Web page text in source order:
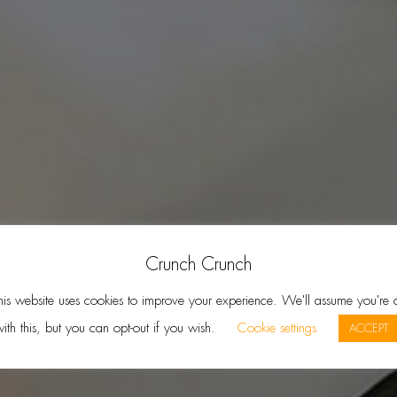
Crunch Crunch
website uses cookies to improve your experience. We'll assume you're
this, but you can opt-out if you wish.
Cookie settings ACCEPT